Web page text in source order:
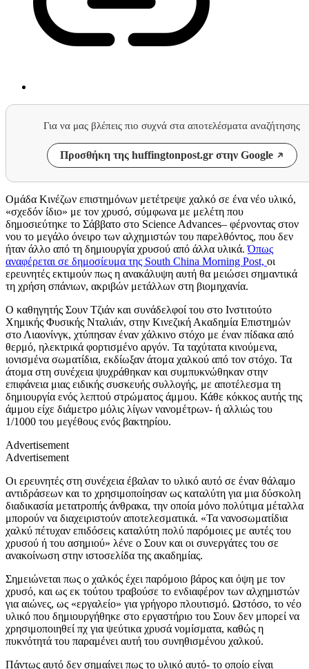
Για να μας βλέπεις πιο συχνά στα αποτελέσματα αναζήτησης
Προσθήκη της huffingtonpost.gr στην Google
Ομάδα Κινέζων επιστημόνων μετέτρεψε χαλκό σε ένα νέο υλικό,
«σχεδόν ίδιο» με τον χρυσό, σύμφωνα με μελέτη που
δημοσιεύτηκε το Σάββατο στο Science Advances– φέρνοντας στον
νου το μεγάλο όνειρο των αλχημιστών του παρελθόντος, που δεν
ήταν άλλο από τη δημιουργία χρυσού από άλλα υλικά.Όπως
αναφέρεται σε δημοσίευμα της South China Morning Post, οι
ερευνητές εκτιμούν πως η ανακάλυψη αυτή θα μειώσει σημαντικά
τη χρήση σπάνιων, ακριβών μετάλλων στη βιομηχανία.
Ο καθηγητής Σουν Τζιάν και συνάδελφοί του στο Ινστιτούτο
Χημικής Φυσικής Νταλιάν, στην Κινεζική Ακαδημία Επιστημών
στο Λιαονίνγκ, χτύπησαν έναν χάλκινο στόχο με έναν πίδακα από
θερμό, ηλεκτρικά φορτισμένο αργόν. Τα ταχύτατα κινούμενα,
ιονισμένα σωματίδια, εκδίωξαν άτομα χαλκού από τον στόχο. Τα
άτομα στη συνέχεια ψυχράθηκαν και συμπυκνώθηκαν στην
επιφάνεια μιας ειδικής συσκευής συλλογής, με αποτέλεσμα τη
δημιουργία ενός λεπτού στρώματος άμμου. Κάθε κόκκος αυτής της
άμμου είχε διάμετρο μόλις λίγων νανομέτρων- ή αλλιώς του
1/1000 του μεγέθους ενός βακτηρίου.
Advertisement
Advertisement
Οι ερευνητές στη συνέχεια έβαλαν το υλικό αυτό σε έναν θάλαμο
αντιδράσεων και το χρησιμοποίησαν ως καταλύτη για μια δύσκολη
διαδικασία μετατροπής άνθρακα, την οποία μόνο πολύτιμα μέταλλα
μπορούν να διαχειριστούν αποτελεσματικά. «Τα νανοσωματίδια
χαλκύ πέτυχαν επιδόσεις καταλύτη πολύ παρόμοιες με αυτές του
χρυσού ή του ασημιού» λένε ο Σουν και οι συνεργάτες του σε
ανακοίνωση στην ιστοσελίδα της ακαδημίας.
Σημειώνεται πως ο χαλκός έχει παρόμοιο βάρος και όψη με τον
χρυσό, και ως εκ τούτου τραβούσε το ενδιαφέρον των αλχημιστών
για αιώνες, ως «εργαλείο» για γρήγορο πλουτισμό. Ωστόσο, το νέο
υλικό που δημιουργήθηκε στο εργαστήριο του Σουν δεν μπορεί να
χρησιμοποιηθεί πχ για ψεύτικα χρυσά νομίσματα, καθώς η
πυκνότητά του παραμένει αυτή του συνηθισμένου χαλκού.
Πάντως αυτό δεν σημαίνει πως το υλικό αυτό- το οποίο είναι